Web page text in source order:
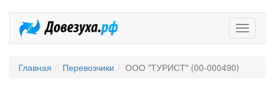
Главная Перевозчики ООО "ТУРИСТ" (00-000490)